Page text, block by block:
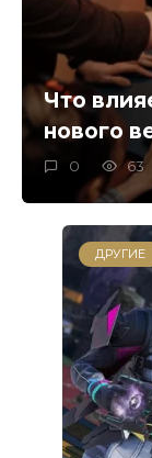
Что
нового
0 63
ДРУГИЕ